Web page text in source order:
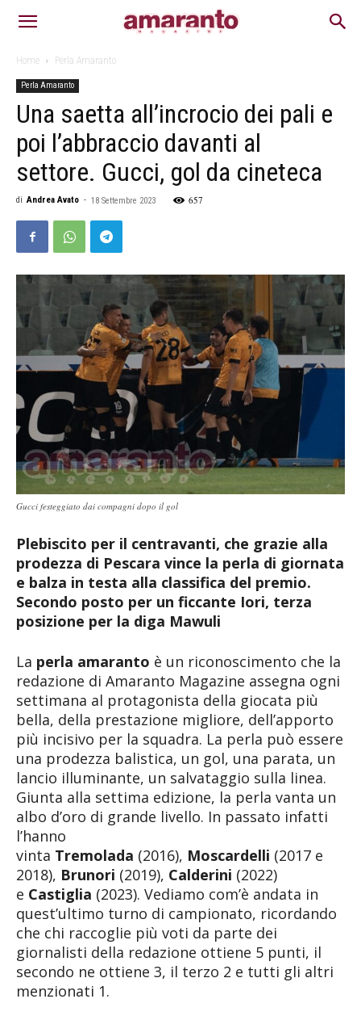
Home Perla Amaranto
Perla Amaranto
Una saetta all’incrocio dei pali e
poi l’abbraccio davanti al
settore. Gucci, gol da cineteca
di Andrea Avato - 18 Settembre 2023 657
Gucci festeggiato dai compagni dopo il gol
Plebiscito per il centravanti, che grazie alla
prodezza di Pescara vince la perla di giornata
e balza in testa alla classifica del premio.
Secondo posto per un ficcante Iori, terza
posizione per la diga Mawuli
La perla amaranto è un riconoscimento che la
redazione di Amaranto Magazine assegna ogni
settimana al protagonista della giocata più
bella, della prestazione migliore, dell’apporto
più incisivo per la squadra. La perla può essere
una prodezza balistica, un gol, una parata, un
lancio illuminante, un salvataggio sulla linea.
Giunta alla settima edizione, la perla vanta un
albo d’oro di grande livello. In passato infatti
l’hanno
vinta Tremolada (2016), Moscardelli (2017 e
2018), Brunori (2019), Calderini (2022)
e Castiglia (2023). Vediamo com’è andata in
quest’ultimo turno di campionato, ricordando
che chi raccoglie più voti da parte dei
giornalisti della redazione ottiene 5 punti, il
secondo ne ottiene 3, il terzo 2 e tutti gli altri
menzionati 1.